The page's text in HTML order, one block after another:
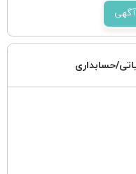
حسابداری